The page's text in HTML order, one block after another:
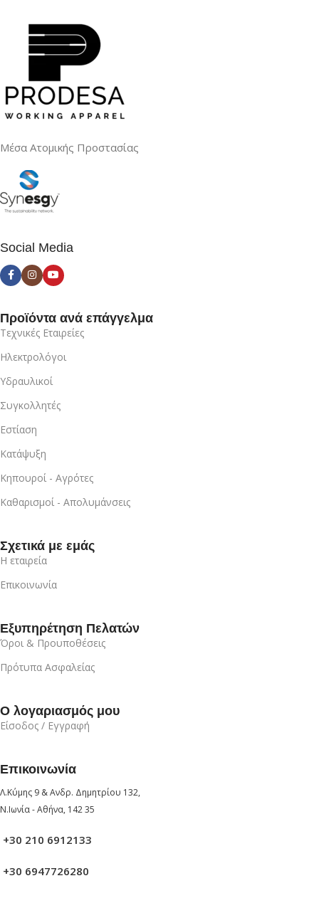
Μέσα Ατομικής Προστασίας
Social Media
Προϊόντα ανά επάγγελμα
Τεχνικές Εταιρείες
Ηλεκτρολόγοι
Υδραυλικοί
Συγκολλητές
Εστίαση
Κατάψυξη
Κηπουροί - Αγρότες
Καθαρισμοί - Απολυμάνσεις
Σχετικά με εμάς
Η εταιρεία
Επικοινωνία
Εξυπηρέτηση Πελατών
Όροι & Προυποθέσεις
Πρότυπα Ασφαλείας
Ο λογαριασμός μου
Είσοδος / Εγγραφή
Επικοινωνία
Λ.Κύμης 9 & Ανδρ. Δημητρίου 132,
Ν.Ιωνία - Αθήνα, 142 35
+30 210 6912133
+30 6947726280